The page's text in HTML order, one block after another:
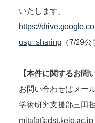
いたします。
https://
usp=sharing （7/29公
【本件に関するお問
お問い合わせはメー
学術研究支援部三
mita[at]adst.keio.ac.jp